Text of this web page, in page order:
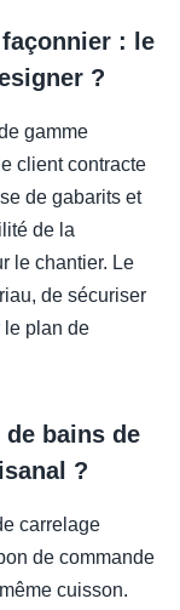
: le
?
gamme
client contracte
de gabarits et
de la
le chantier. Le
de sécuriser
le plan de
bains de
?
carrelage
de commande
cuisson.